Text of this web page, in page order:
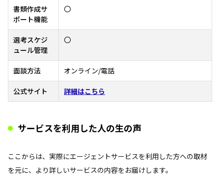
書類作成サ
ポート機能
〇
選考スケジ
ュール管理
〇
面談方法 オンライン/電話
公式サイト 詳細はこちら
サービスを利用した人の生の声
ここからは、実際にエージェントサービスを利用した方への取材
を元に、より詳しいサービスの内容をお届けします。